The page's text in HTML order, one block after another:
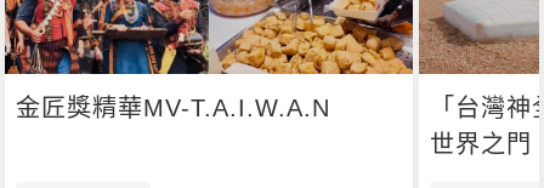
金匠獎精華MV-T.A.I.W.A.N
「台灣
世界之門